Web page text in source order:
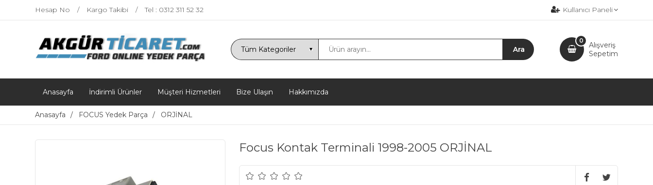
Hesap No Kargo Takibi Tel : 0312 311 52 32 Kullanıcı Paneli
Alışveriş
Sepetim
0
Anasayfa İndirimli Ürünler Müşteri Hizmetleri Bize Ulaşın Hakkımızda
Anasayfa FOCUS Yedek Parça ORJİNAL
Focus Kontak Terminali 1998-2005 ORJİNAL